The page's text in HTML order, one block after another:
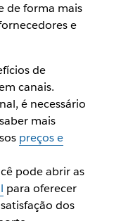
de forma mais
e
de
canais.
é necessário
mais
preços e
pode abrir as
para oferecer
dos